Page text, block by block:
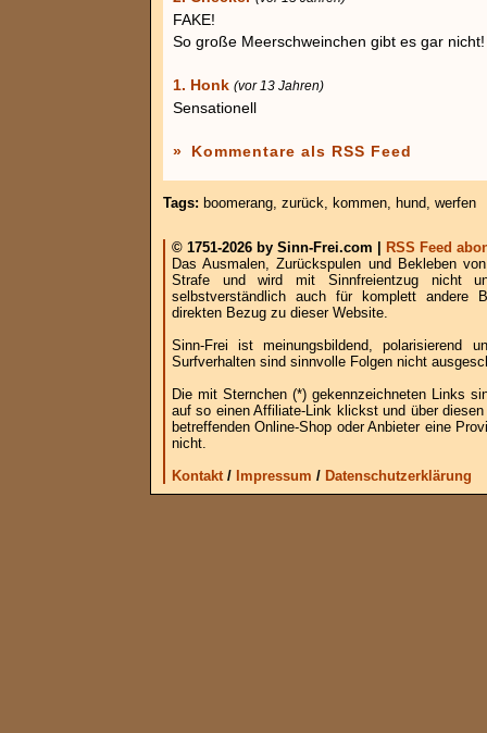
FAKE!
So große Meerschweinchen gibt es gar nicht!
1. Honk (vor 13 Jahren)
Sensationell
» Kommentare als RSS Feed
Tags: boomerang, zurück, kommen, hund, werfen
© 1751-2026 by Sinn-Frei.com |
RSS Feed
Das Ausmalen, Zurückspulen und Bekleben
Strafe und wird mit Sinnfreientzug nicht
selbstverständlich auch für komplett andere
direkten Bezug zu dieser Website.
Sinn-Frei ist meinungsbildend, polarisierend
Surfverhalten sind sinnvolle Folgen nicht
Die mit Sternchen (*) gekennzeichneten Links
auf so einen Affiliate-Link klickst und über
betreffenden Online-Shop oder Anbieter eine
nicht.
Kontakt/ Impressum / Datenschutzerklärung